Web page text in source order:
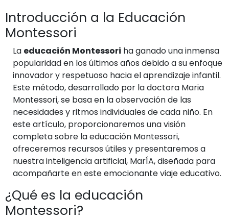
Introducción a la Educación
Montessori
La educación Montessori ha ganado una inmensa
popularidad en los últimos años debido a su enfoque
innovador y respetuoso hacia el aprendizaje infantil.
Este método, desarrollado por la doctora Maria
Montessori, se basa en la observación de las
necesidades y ritmos individuales de cada niño. En
este artículo, proporcionaremos una visión
completa sobre la educación Montessori,
ofreceremos recursos útiles y presentaremos a
nuestra inteligencia artificial, MarÍA, diseñada para
acompañarte en este emocionante viaje educativo.
¿Qué es la educación
Montessori?